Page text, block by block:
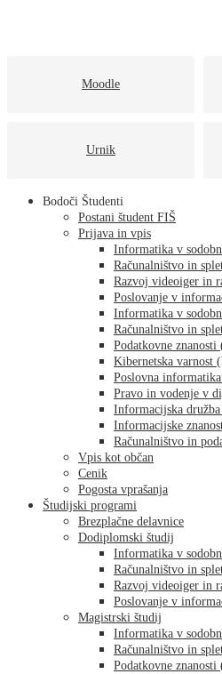
Moodle
Urnik
Bodoči Študenti
Postani študent FIŠ
Prijava in vpis
Informatika v
Računalništvo in
Razvoj videoiger in
Poslovanje v
Informatika v
Računalništvo in
Podatkovne
Kibernetska varnost
Poslovna
Pravo in vodenje v
Informacijska
Informacijske
Računalništvo in
Vpis kot občan
Cenik
Pogosta vprašanja
Študijski programi
Brezplačne delavnice
Dodiplomski študij
Informatika v
Računalništvo in
Razvoj videoiger in
Poslovanje v
Magistrski študij
Informatika v
Računalništvo in
Podatkovne